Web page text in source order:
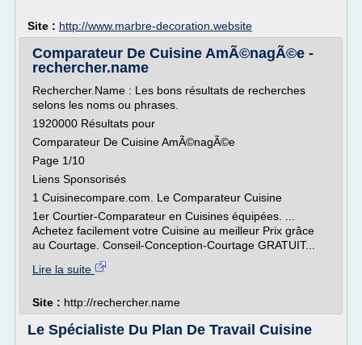
Site : http://www.marbre-decoration.website
Comparateur De Cuisine AmÃ©nagÃ©e -
rechercher.name
Rechercher.Name : Les bons résultats de recherches
selons les noms ou phrases.
1920000 Résultats pour
Comparateur De Cuisine AmÃ©nagÃ©e
Page 1/10
Liens Sponsorisés
1 Cuisinecompare.com. Le Comparateur Cuisine
1er Courtier-Comparateur en Cuisines équipées. ...
Achetez facilement votre Cuisine au meilleur Prix grâce
au Courtage. Conseil-Conception-Courtage GRATUIT...
Lire la suite
Site : http://rechercher.name
Le Spécialiste Du Plan De Travail Cuisine